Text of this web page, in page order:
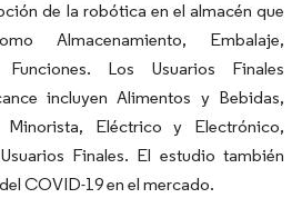
de la robótica en el almacén que
Almacenamiento, Embalaje,
Los Usuarios Finales
incluyen Alimentos y Bebidas,
Eléctrico y Electrónico,
Finales. El estudio también
COVID-19 en el mercado.